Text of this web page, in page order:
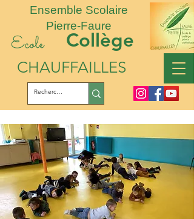
Collège
CHAUFFAILLES
Ensemble Scolaire
Pierre-Faure
Ecole